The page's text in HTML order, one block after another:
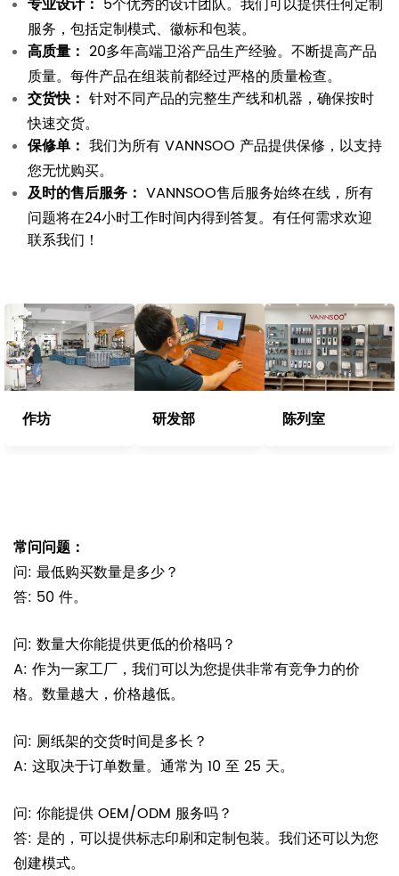
服务，包括定制模式、徽标和包装。
高质量： 20多年高端卫浴产品生产经验。不断提高产品
质量。每件产品在组装前都经过严格的质量检查。
交货快： 针对不同产品的完整生产线和机器，确保按时
快速交货。
保修单： 我们为所有 VANNSOO 产品提供保修，以支持
您无忧购买。
及时的售后服务： VANNSOO售后服务始终在线，所有
问题将在24小时工作时间内得到答复。有任何需求欢迎
联系我们！
作坊 研发部 陈列室
常问问题：
问: 最低购买数量是多少？
答: 50 件。
问: 数量大你能提供更低的价格吗？
A: 作为一家工厂，我们可以为您提供非常有竞争力的价
格。数量越大，价格越低。
问: 厕纸架的交货时间是多长？
A: 这取决于订单数量。通常为 10 至 25 天。
问: 你能提供 OEM/ODM 服务吗？
答: 是的，可以提供标志印刷和定制包装。我们还可以为您
创建模式。